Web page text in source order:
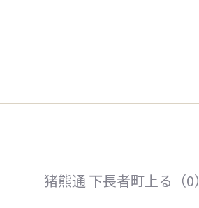
猪熊通 下長者町上る（0）